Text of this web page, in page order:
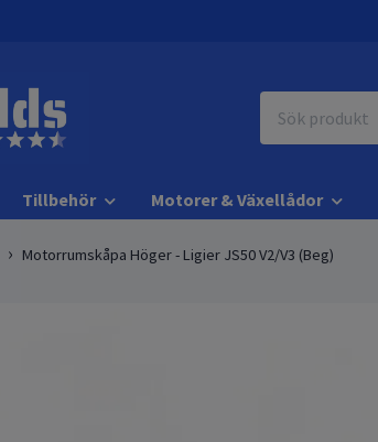
Tillbehör Motorer & Växellådor
Motorrumskåpa Höger - Ligier JS50 V2/V3 (Beg)